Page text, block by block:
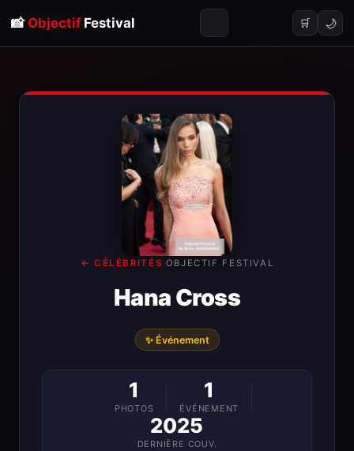
📸 ObjectifFestival 🛒 🌙
← CÉLÉBRITÉS· OBJECTIF FESTIVAL
Hana Cross
✨ Événement
1
PHOTOS
1
ÉVÉNEMENT
2025
DERNIÈRE COUV.